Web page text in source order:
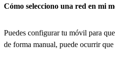
Cómo selecciono una red en mi
Puedes configurar tu móvil para
de forma manual, puede ocurrir